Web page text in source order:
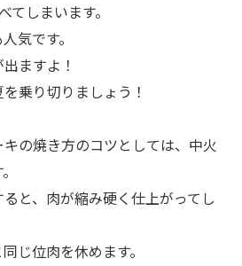
てしまいます。
気です。
ますよ！
乗り切りましょう！
の焼き方のコツとしては、中火
と、肉が縮み硬く仕上がってし
じ位肉を休めます。